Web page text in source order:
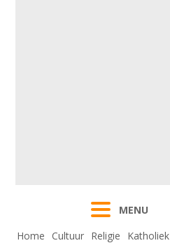
MENU
Home
Cultuur Religie
Katholiek